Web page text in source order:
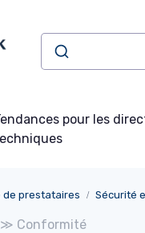
pour les
de prestataires Sécurité
Conformité